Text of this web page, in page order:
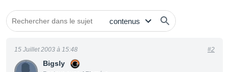
Bigsly
15 Juillet 2003 à 15:48 #2